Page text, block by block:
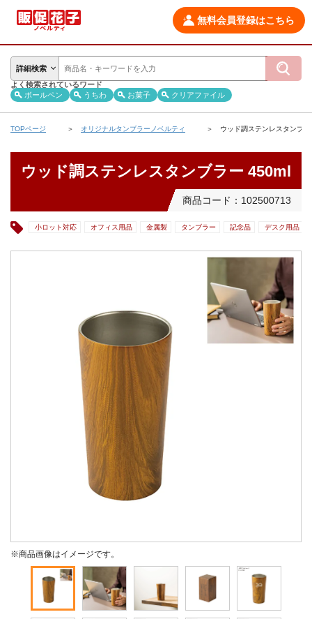
無料会員登録はこちら
詳細検索
よく検索されているワード
ボールペン
うちわ お菓子 クリアファイル
TOPページ オリジナルタンブラーノベルティ ウッド調ステンレスタンブ
ウッド調ステンレスタンブラー 450ml
商品コード：102500713
小ロット対応 オフィス用品 金属製 タンブラー 記念品 デスク用品
※商品画像はイメージです。